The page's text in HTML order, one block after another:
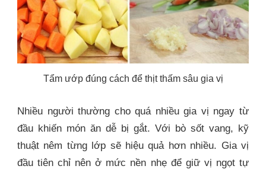
Tẩm ướp đúng cách để thịt thấm sâu gia vị
Nhiều người thường cho quá nhiều gia vị ngay từ
đầu khiến món ăn dễ bị gắt. Với bò sốt vang, kỹ
thuật nêm từng lớp sẽ hiệu quả hơn nhiều. Gia vị
đầu tiên chỉ nên ở mức nền nhẹ để giữ vị ngọt tự